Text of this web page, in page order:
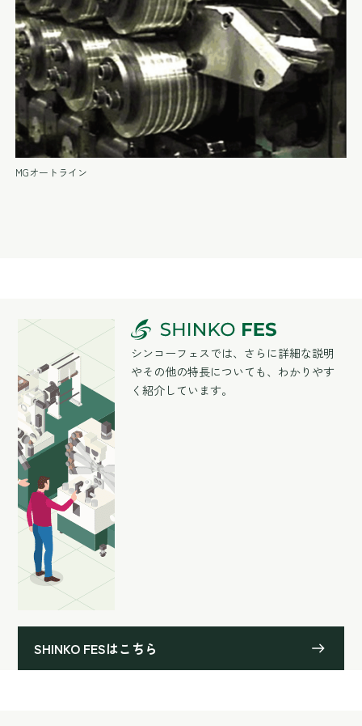
MGオートライン
シンコーフェスでは、さらに詳細な説明
やその他の特長についても、わかりやす
く紹介しています。
SHINKO FESはこちら